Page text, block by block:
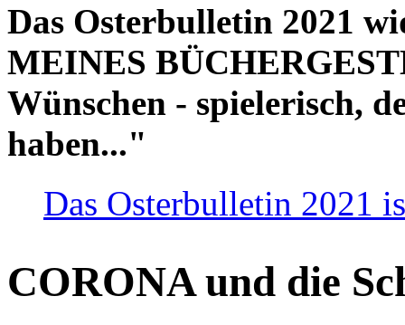
Das Osterbulletin 2021
MEINES
Wünschen - spielerisch,
haben..."
Das Osterbulletin 2021
CORONA und die